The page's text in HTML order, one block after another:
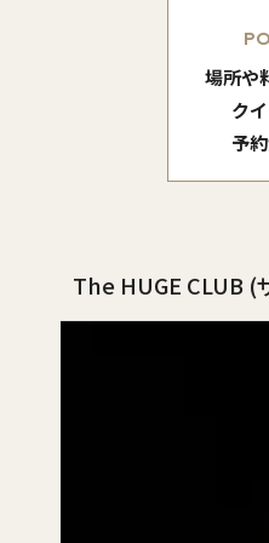
場所や
ク
予
The HUGE CLUB (